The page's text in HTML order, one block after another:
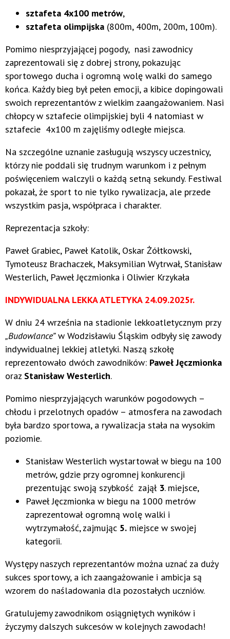
sztafeta 4x100 metrów,
sztafeta olimpijska (800m, 400m, 200m, 100m).
Pomimo niesprzyjającej pogody, nasi zawodnicy
zaprezentowali się z dobrej strony, pokazując
sportowego ducha i ogromną wolę walki do samego
końca. Każdy bieg był pełen emocji, a kibice dopingowali
swoich reprezentantów z wielkim zaangażowaniem. Nasi
chłopcy w sztafecie olimpijskiej byli 4 natomiast w
sztafecie 4x100 m zajęliśmy odległe miejsca.
Na szczególne uznanie zasługują wszyscy uczestnicy,
którzy nie poddali się trudnym warunkom i z pełnym
poświęceniem walczyli o każdą setną sekundy. Festiwal
pokazał, że sport to nie tylko rywalizacja, ale przede
wszystkim pasja, współpraca i charakter.
Reprezentacja szkoły:
Paweł Grabiec, Paweł Katolik, Oskar Żółtkowski,
Tymoteusz Brachaczek, Maksymilian Wytrwał, Stanisław
Westerlich, Paweł Jęczmionka i Oliwier Krzykała
INDYWIDUALNA LEKKA ATLETYKA 24.09.2025r.
W dniu 24 września na stadionie lekkoatletycznym przy
„Budowlance”w Wodzisławiu Śląskim odbyły się zawody
indywidualnej lekkiej atletyki. Naszą szkołę
reprezentowało dwóch zawodników: Paweł Jęczmionka
oraz Stanisław Westerlich.
Pomimo niesprzyjających warunków pogodowych –
chłodu i przelotnych opadów – atmosfera na zawodach
była bardzo sportowa, a rywalizacja stała na wysokim
poziomie.
Stanisław Westerlich wystartował w biegu na 100
metrów, gdzie przy ogromnej konkurencji
prezentując swoją szybkość zajął 3. miejsce,
Paweł Jęczmionka w biegu na 1000 metrów
zaprezentował ogromną wolę walki i
wytrzymałość, zajmując 5. miejsce w swojej
kategorii.
Występy naszych reprezentantów można uznać za duży
sukces sportowy, a ich zaangażowanie i ambicja są
wzorem do naśladowania dla pozostałych uczniów.
Gratulujemy zawodnikom osiągniętych wyników i
życzymy dalszych sukcesów w kolejnych zawodach!